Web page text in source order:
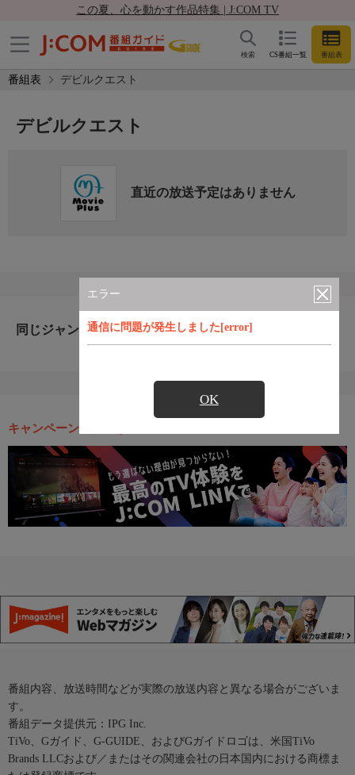
この夏、心を動かす作品特集 | J:COM TV
CS番組一覧 番組表
検索
番組表 デビルクエスト
エラー
通信に問題が発生しました[error]
OK
デビルクエスト
直近の放送予定はありません
同じジャンルのおすすめ番組
キャンペーン・お得な情報
番組内容、放送時間などが実際の放送内容と異なる場合がございま
す。
番組データ提供元：IPG Inc.
TiVo、Gガイド、G-GUIDE、およびGガイドロゴは、米国TiVo
Brands LLCおよび／またはその関連会社の日本国内における商標ま